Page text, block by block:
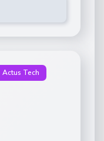
Actus Tech